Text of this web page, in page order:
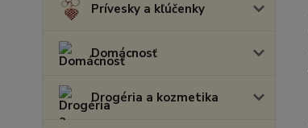
Prívesky a kľúčenky
Domácnosť
Drogéria a kozmetika